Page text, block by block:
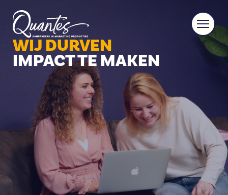
WIJ DURVEN
IMPACT TE MAKEN